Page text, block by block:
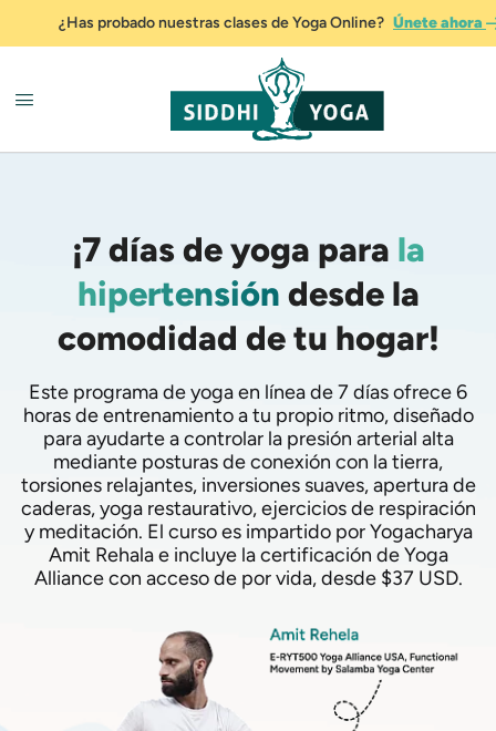
¿Has probado nuestras clases de Yoga Online? Únete ahora
¡7 días de yoga para la
hipertensión desde la
comodidad de tu hogar!
Este programa de yoga en línea de 7 días ofrece 6
horas de entrenamiento a tu propio ritmo, diseñado
para ayudarte a controlar la presión arterial alta
mediante posturas de conexión con la tierra,
torsiones relajantes, inversiones suaves, apertura de
caderas, yoga restaurativo, ejercicios de respiración
y meditación. El curso es impartido por Yogacharya
Amit Rehala e incluye la certificación de Yoga
Alliance con acceso de por vida, desde $37 USD.